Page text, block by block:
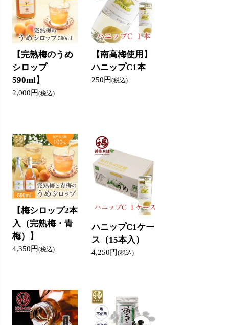
【完熟梅のうめ
シロップ
590ml】
2,000円(税込)
【南高梅使用】
ハニップC1本
250円(税込)
【梅シロップ2本
入（完熟梅・青
梅）】
4,350円(税込)
ハニップC1ケー
ス（15本入）
4,250円(税込)